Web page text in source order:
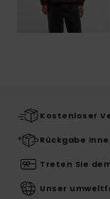
Kostenloser
Rückgabe
Treten Sie
Unser